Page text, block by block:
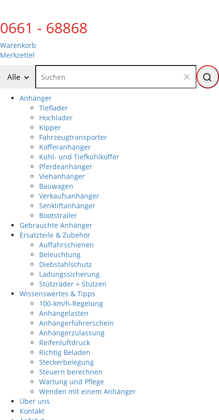
0661 - 68868
Warenkorb
Merkzettel
Alle
Anhänger
Tieflader
Hochlader
Kipper
Fahrzeugtransporter
Kofferanhänger
Kühl- und Tiefkühlkoffer
Pferdeanhänger
Viehanhänger
Bauwagen
Verkaufsanhänger
Senkliftanhänger
Bootstrailer
Gebrauchte Anhänger
Ersatzteile & Zubehör
Auffahrschienen
Beleuchtung
Diebstahlschutz
Ladungssicherung
Stützräder + Stützen
Wissenswertes & Tipps
100-km/h-Regelung
Anhängelasten
Anhängerführerschein
Anhängerzulassung
Reifenluftdruck
Richtig Beladen
Steckerbelegung
Steuern berechnen
Wartung und Pflege
Wenden mit einem Anhänger
Über uns
Kontakt